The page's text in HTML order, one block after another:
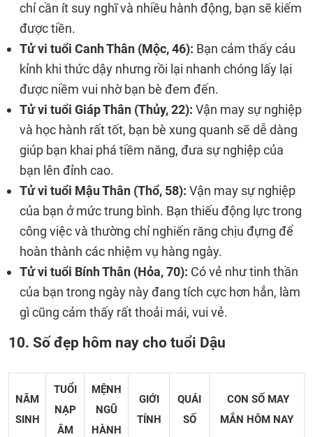
chỉ cần ít suy nghĩ và nhiều hành động, bạn sẽ kiếm
được tiền.
Tử vi tuổi Canh Thân (Mộc, 46): Bạn cảm thấy cáu
kỉnh khi thức dậy nhưng rồi lại nhanh chóng lấy lại
được niềm vui nhờ bạn bè đem đến.
Tử vi tuổi Giáp Thân (Thủy, 22): Vận may sự nghiệp
và học hành rất tốt, bạn bè xung quanh sẽ dễ dàng
giúp bạn khai phá tiềm năng, đưa sự nghiệp của
bạn lên đỉnh cao.
Tử vi tuổi Mậu Thân (Thổ, 58): Vận may sự nghiệp
của bạn ở mức trung bình. Bạn thiếu động lực trong
công việc và thường chỉ nghiến răng chịu đựng để
hoàn thành các nhiệm vụ hàng ngày.
Tử vi tuổi Bính Thân (Hỏa, 70): Có vẻ như tinh thần
của bạn trong ngày này đang tích cực hơn hẳn, làm
gì cũng cảm thấy rất thoải mái, vui vẻ.
10. Số đẹp hôm nay cho tuổi Dậu
NĂM
SINH
TUỔI
NẠP
ÂM
MỆNH
NGŨ
HÀNH
GIỚI
TÍNH
QUÁI
SỐ
CON SỐ MAY
MẮN HÔM NAY